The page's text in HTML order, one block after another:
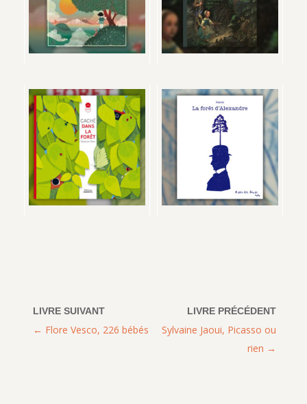
Sylvaine Jaoui, Picasso ou
rien
Flore Vesco, 226 bébés